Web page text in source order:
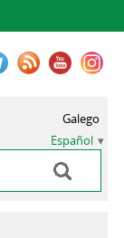
Galego
Español